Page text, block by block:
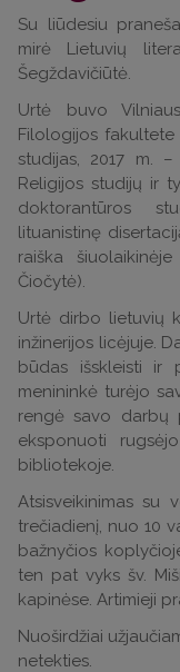
Su liūdesiu
mirė Lietuvių
Šegždavičiūtė.
Urtė buvo
Filologijos
studijas, 2017 m.
Religijos studijų ir
doktorantūros
lituanistinę
raiška
Čiočytė).
Urtė dirbo lietuvių
inžinerijos licėjuje.
būdas išskleisti ir
menininkė turėjo
rengė savo darbų
eksponuoti
bibliotekoje.
Atsisveikinimas su
trečiadienį, nuo 10
bažnyčios
ten pat vyks šv.
kapinėse. Artimieji
Nuoširdžiai
netekties.